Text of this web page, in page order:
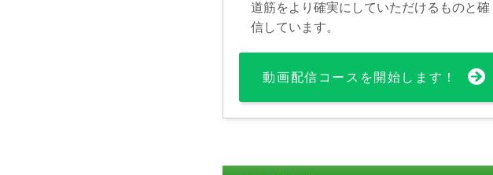
道筋をより確実にしていただけるものと確
信しています。
動画配信コースを開始します！